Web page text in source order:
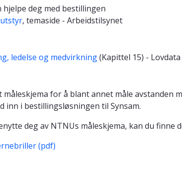
hjelpe deg med bestillingen
, temaside - Arbeidstilsynet
ledelse og medvirkning(Kapittel 15) - Lovdata
for å blant annet måle avstanden
inn i bestillingsløsningen til Synsam.
deg av NTNUs måleskjema, kan du finne
(pdf)